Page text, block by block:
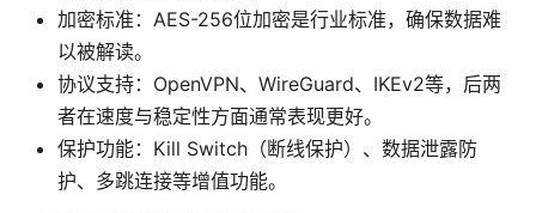
加密标准：AES-256位加密是行业标准，确保数据难
以被解读。
协议支持：OpenVPN、WireGuard、IKEv2等，后两
者在速度与稳定性方面通常表现更好。
保护功能：Kill Switch（断线保护）、数据泄露防
护、多跳连接等增值功能。